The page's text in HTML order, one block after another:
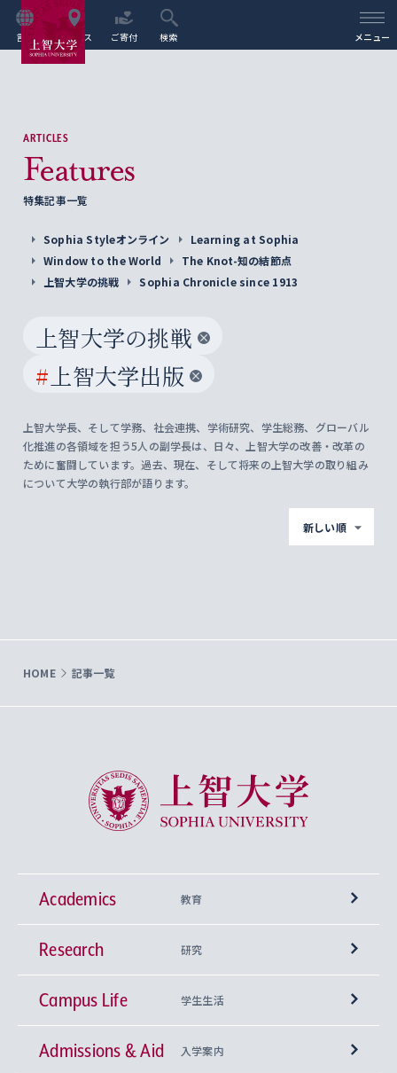
言語 アクセス ご寄付 検索 メニュー
ARTICLES
Features
特集記事一覧
Sophia Styleオンライン
Learning at Sophia
Window to the World
The Knot-知の結節点
上智大学の挑戦
Sophia Chronicle since 1913
上智大学の挑戦
# 上智大学出版
上智大学長、そして学務、社会連携、学術研究、学生総務、グローバル
化推進の各領域を担う5人の副学長は、日々、上智大学の改善・改革の
ために奮闘しています。過去、現在、そして将来の上智大学の取り組み
について大学の執行部が語ります。
新しい順
HOME 記事一覧
上智大学 Sophia University
Academics 教育
学部
神学部
文学部
興味から学科を探す
上智大学の全学共通教育
Research 研究
研究所 等
キリスト教文化研究所
Sophia Open Research Weeks (SORW)
Campus Life 学生生活
学期区分と授業時間割
Admissions & Aid 入学案内